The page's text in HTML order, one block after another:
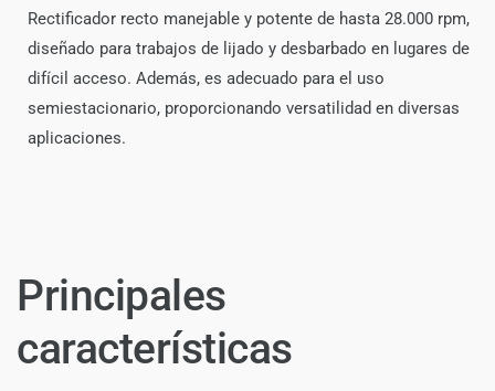
Recto
Fein
8-
280
PE
Recto
Fein
GSZ
8-
280
Rectificador recto manejable y potente de hasta 28.000 rpm,
diseñado para trabajos de lijado y desbarbado en lugares de
difícil acceso. Además, es adecuado para el uso
semiestacionario, proporcionando versatilidad en diversas
aplicaciones.
Principales
características